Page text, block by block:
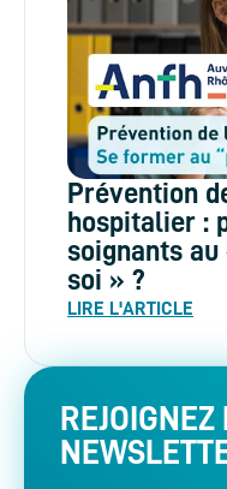
Prévention
hospitalier :
soignants
soi » ?
LIRE L'ARTICLE
REJOIGNEZ